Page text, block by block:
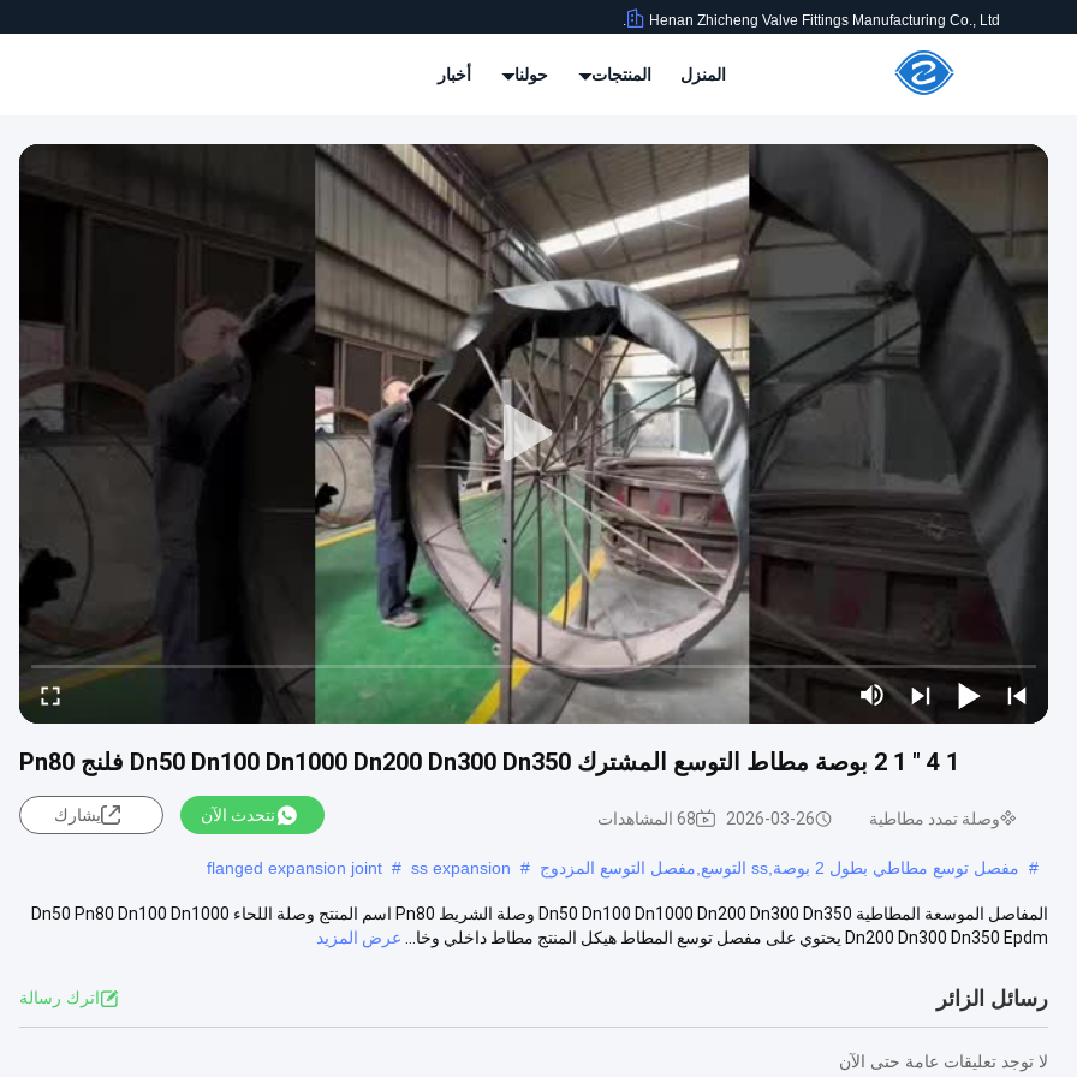
Henan Zhicheng Valve Fittings Manufacturing Co., Ltd.
المنزل المنتجات حولنا أخبار
1 4 " 1 2 بوصة مطاط التوسع المشترك Dn50 Dn100 Dn1000 Dn200 Dn300 Dn350 فلنج Pn80
وصلة تمدد مطاطية 2026-03-26 68 المشاهدات نتحدث الآن يشارك
# مفصل توسع مطاطي بطول 2 بوصة,ss التوسع,مفصل التوسع المزدوج #
ss expansion
#
flanged expansion joint
المفاصل الموسعة المطاطية Dn50 Dn100 Dn1000 Dn200 Dn300 Dn350 وصلة الشريط Pn80 اسم المنتج وصلة اللحاء Dn50 Pn80 Dn100 Dn1000
Dn200 Dn300 Dn350 Epdm يحتوي على مفصل توسع المطاط هيكل المنتج مطاط داخلي وخا...
عرض المزيد
رسائل الزائر اترك رسالة
لا توجد تعليقات عامة حتى الآن